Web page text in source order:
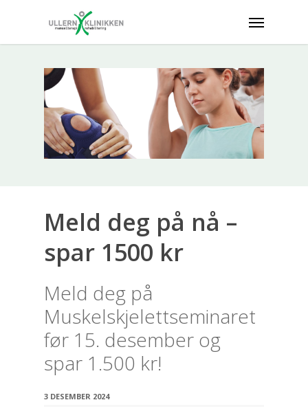
Meld deg på nå –
spar 1500 kr
Meld deg på
Muskelskjelettseminaret
før 15. desember og
spar 1.500 kr!
3 DESEMBER 2024